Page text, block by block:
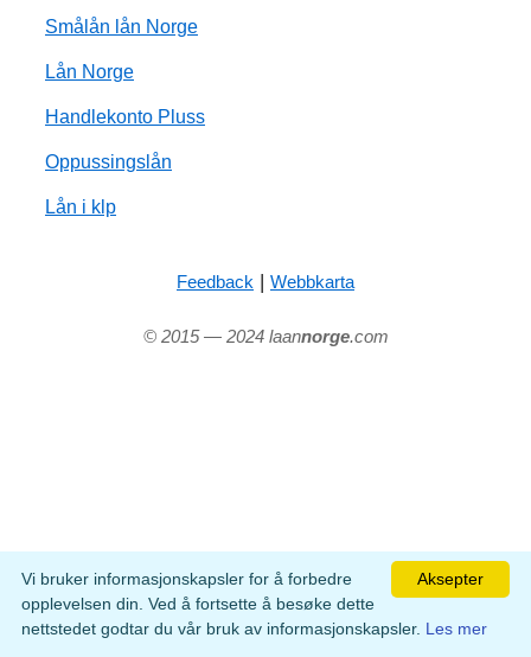
Smålån lån Norge
Lån Norge
Handlekonto Pluss
Oppussingslån
Lån i klp
Feedback | Webbkarta
© 2015 — 2024 laannorge.com
Aksepter
Vi bruker informasjonskapsler for å forbedre
opplevelsen din. Ved å fortsette å besøke dette
nettstedet godtar du vår bruk av informasjonskapsler. Les mer